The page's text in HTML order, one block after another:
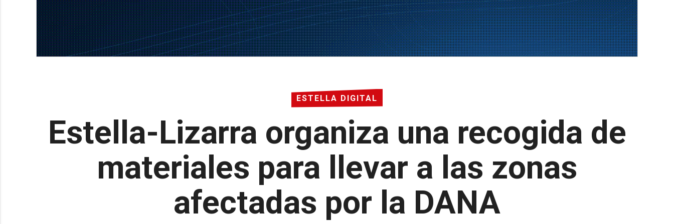
ESTELLA DIGITAL
Estella-Lizarra organiza una recogida de
materiales para llevar a las zonas
afectadas por la DANA